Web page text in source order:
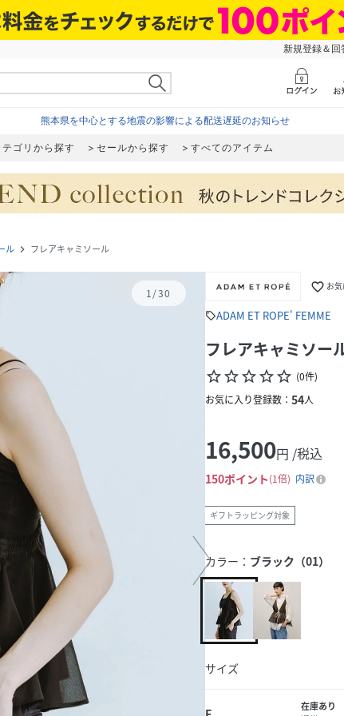
新規登録＆
熊本県を中心とする地震の影響による配送遅延のお知らせ
テゴリから探す セールから探す すべてのアイテム
ル navigate_next フレアキャミソール
1/30 favorite_border お
sellADAM ET ROPE' FEMME
フレアキャミソー
star_borderstar_borderstar_borderstar_borderstar_border (0件)
お気に入り登録数： 54人
16,500円 /税込
150ポイント 1倍 内訳
ギフトラッピング対象
カラー： ブラック（01）
サイズ
在庫あり